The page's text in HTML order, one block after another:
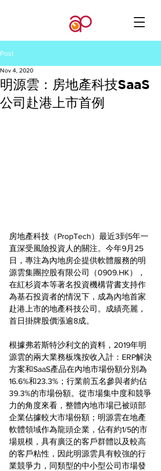
Post
明源雲：房地產科技SaaS
公司赴港上市首例
Nov 4, 2020
房地產科技（PropTech）最近3到5年一
直深受風險投資人的關注。今年9月25
日，專注為內地房企提供軟體服務的明
源雲集團控股有限公司（0909.HK），
在紅杉資本等著名投資機構背書支持作
為基石投資者的情況下，成為內地首家
赴港上市的地產科技公司。成績亮麗，
首日掛牌股價漲逾8成。
根據弗若斯特沙利文的資料，2019年明
源雲的兩大業務板塊按收入計：ERP解決
方案和SaaS產品在內地市場份額分別為
16.6%和23.3%；行業前五名參與者約佔
39.3%的市場份額。從市場集中度和競爭
力的角度來看，整體內地市場已被頭部
企業佔據較大市場份額；明源雲在地產
軟體領域作為龍頭企業，佔有約1/5的市
場規模，具有廣泛的客戶群體以及較高
的客戶粘性，因此明源雲具有較強的行
業競爭力，同類型的中小型公司市場發